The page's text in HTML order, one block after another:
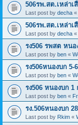
506รพ.สต.เหล่าเ
Last post by decha «
506รพ.สต.เหล่าเ
Last post by decha «
รง506 รพสต หนอ
Last post by ben «
รง506หนองบก 5-
Last post by ben «
รง506 หนองบก 1
Last post by ben «
รง.506หนองบก
Last post by Rkim «